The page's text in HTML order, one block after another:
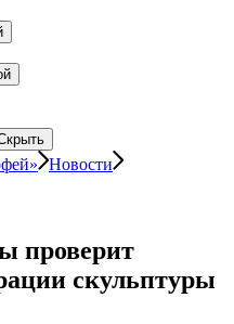
Новости
проверит
скульптуры